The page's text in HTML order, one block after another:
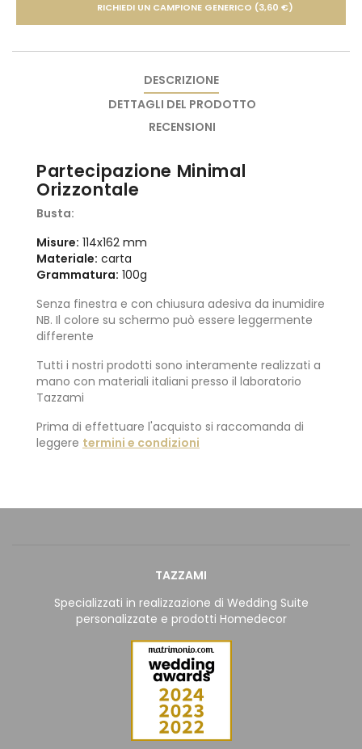
RICHIEDI UN CAMPIONE GENERICO (3,60 €)
DESCRIZIONE
DETTAGLI DEL PRODOTTO
RECENSIONI
Partecipazione Minimal
Orizzontale
Busta:
Misure: 114x162 mm
Materiale: carta
Grammatura: 100g
Senza finestra e con chiusura adesiva da inumidire
NB. Il colore su schermo può essere leggermente
differente
Tutti i nostri prodotti sono interamente realizzati a
mano con materiali italiani presso il laboratorio
Tazzami
Prima di effettuare l'acquisto si raccomanda di
leggere termini e condizioni
TAZZAMI
Specializzati in realizzazione di Wedding Suite
personalizzate e prodotti Homedecor